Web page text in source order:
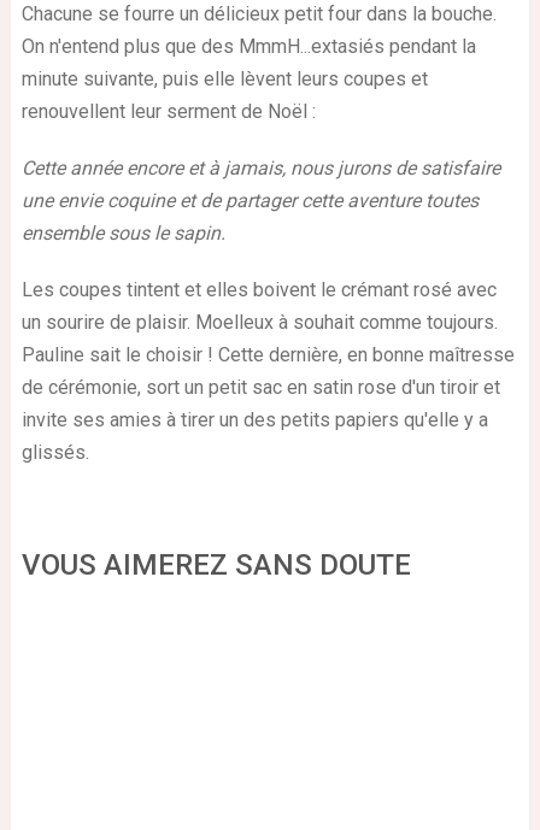
Chacune se fourre un délicieux petit four dans la bouche.
On n'entend plus que des MmmH...extasiés pendant la
minute suivante, puis elle lèvent leurs coupes et
renouvellent leur serment de Noël :
Cette année encore et à jamais, nous jurons de satisfaire
une envie coquine et de partager cette aventure toutes
ensemble sous le sapin.
Les coupes tintent et elles boivent le crémant rosé avec
un sourire de plaisir. Moelleux à souhait comme toujours.
Pauline sait le choisir ! Cette dernière, en bonne maîtresse
de cérémonie, sort un petit sac en satin rose d'un tiroir et
invite ses amies à tirer un des petits papiers qu'elle y a
glissés.
VOUS AIMEREZ SANS DOUTE